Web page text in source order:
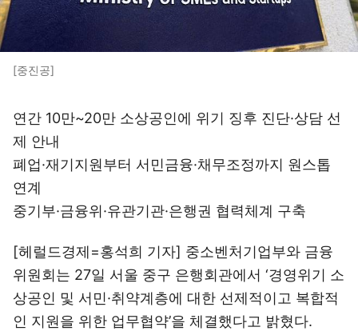
[중진공]
연간 10만~20만 소상공인에 위기 징후 진단·상담 선
제 안내
폐업·재기지원부터 서민금융·채무조정까지 원스톱
연계
중기부·금융위·유관기관·은행권 협력체계 구축
[헤럴드경제=홍석희 기자] 중소벤처기업부와 금융
위원회는 27일 서울 중구 은행회관에서 ‘경영위기 소
상공인 및 서민·취약계층에 대한 선제적이고 복합적
인 지원을 위한 업무협약’을 체결했다고 밝혔다.